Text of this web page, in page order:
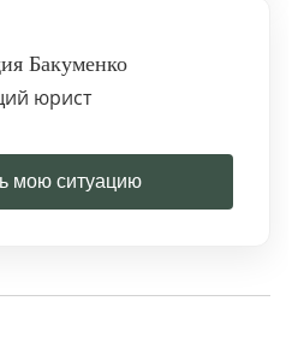
Бакуменко
юрист
мою ситуацию